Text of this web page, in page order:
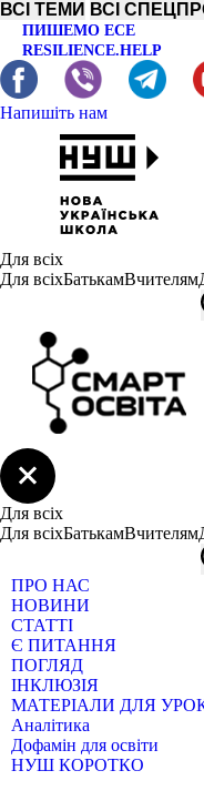
ВСІ ТЕМИ ВСІ
ПИШЕМО ЕСЕ
RESILIENCE.HELP
Напишіть нам
Для всіх
Для всіхБатькамВчителям
Для всіх
Для всіхБатькамВчителям
ПРО НАС
НОВИНИ
СТАТТІ
Є ПИТАННЯ
ПОГЛЯД
ІНКЛЮЗІЯ
МАТЕРІАЛИ ДЛЯ
Аналітика
Дофамін для освіти
НУШ КОРОТКО